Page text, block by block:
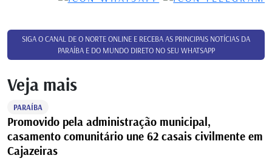
SIGA O CANAL DE O NORTE ONLINE E RECEBA AS PRINCIPAIS NOTÍCIAS DA
PARAÍBA E DO MUNDO DIRETO NO SEU WHATSAPP
Veja mais
PARAÍBA
Promovido pela administração municipal,
casamento comunitário une 62 casais civilmente em
Cajazeiras